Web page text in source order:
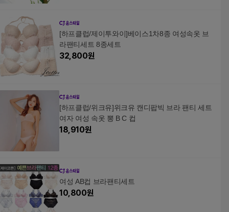
[하프클럽/제이투와이]베이스1차8종 여성속옷 브
라팬티세트 8종세트
32,800원
[하프클럽/위크유]위크유 캔디팝빅 브라 팬티 세트
여자 여성 속옷 뽕 B C 컵
18,910원
여성 AB컵 브라팬티세트
10,800원